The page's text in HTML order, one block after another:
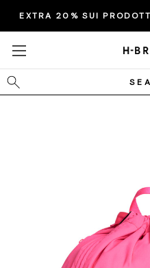
EXTRA 20% SUI
Cerca